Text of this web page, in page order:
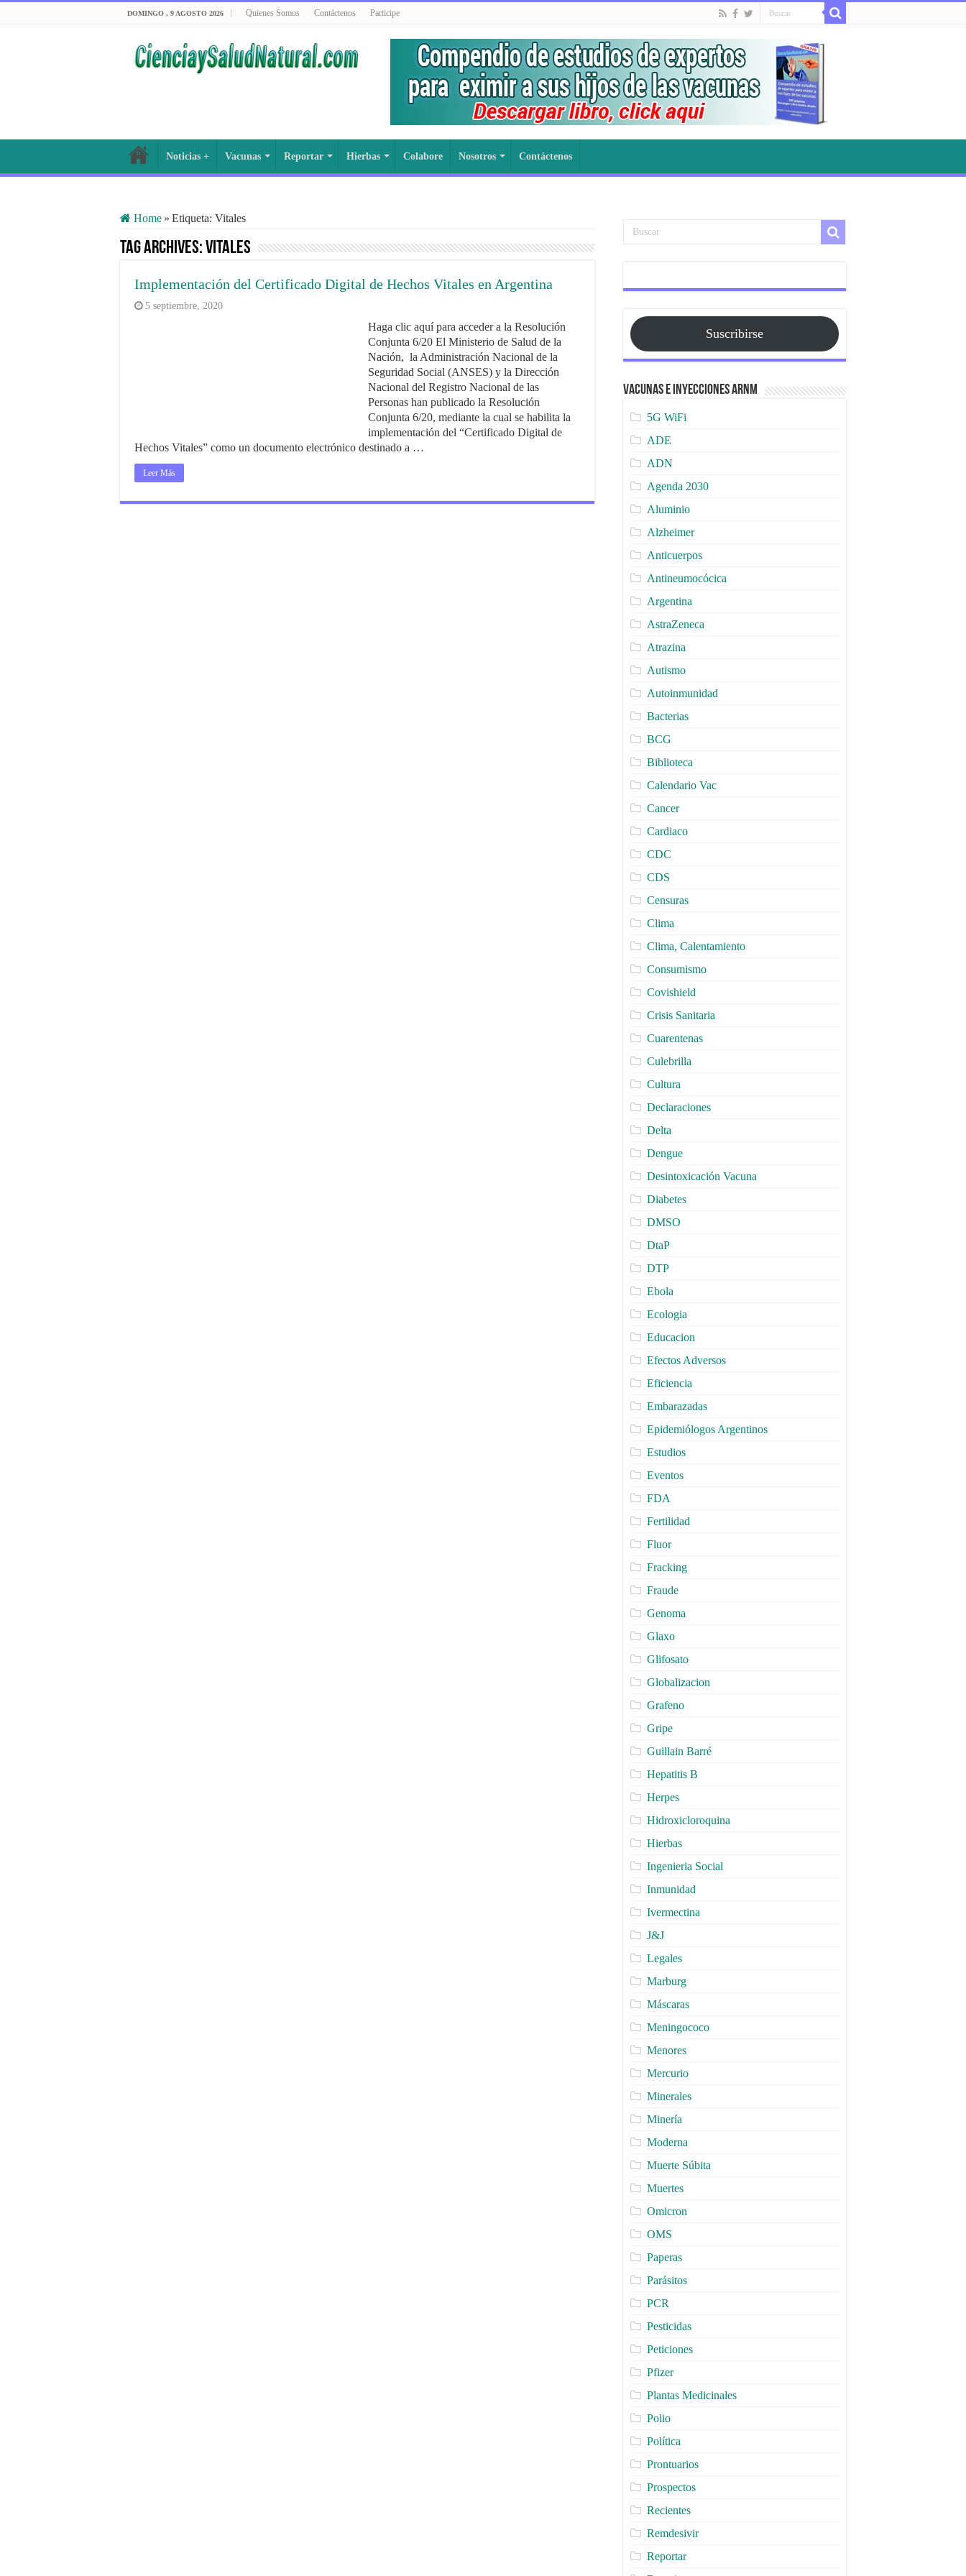
DOMINGO , 9 AGOSTO 2026 Quienes Somos Contáctenos Participe
Noticias + Vacunas Reportar Hierbas Colabore Nosotros Contáctenos
Home » Etiqueta: Vitales
Tag Archives:Vitales
Implementación del Certificado Digital de Hechos Vitales en Argentina
5 septiembre, 2020
Haga clic aquí para acceder a la Resolución
Conjunta 6/20 El Ministerio de Salud de la
Nación, la Administración Nacional de la
Seguridad Social (ANSES) y la Dirección
Nacional del Registro Nacional de las
Personas han publicado la Resolución
Conjunta 6/20, mediante la cual se habilita la
implementación del “Certificado Digital de
Hechos Vitales” como un documento electrónico destinado a …
Leer Más
Suscribirse
Vacunas e Inyecciones ARNm
5G WiFi
ADE
ADN
Agenda 2030
Aluminio
Alzheimer
Anticuerpos
Antineumocócica
Argentina
AstraZeneca
Atrazina
Autismo
Autoinmunidad
Bacterias
BCG
Biblioteca
Calendario Vac
Cancer
Cardiaco
CDC
CDS
Censuras
Clima
Clima, Calentamiento
Consumismo
Covishield
Crisis Sanitaria
Cuarentenas
Culebrilla
Cultura
Declaraciones
Delta
Dengue
Desintoxicación Vacuna
Diabetes
DMSO
DtaP
DTP
Ebola
Ecologia
Educacion
Efectos Adversos
Eficiencia
Embarazadas
Epidemiólogos Argentinos
Estudios
Eventos
FDA
Fertilidad
Fluor
Fracking
Fraude
Genoma
Glaxo
Glifosato
Globalizacion
Grafeno
Gripe
Guillain Barré
Hepatitis B
Herpes
Hidroxicloroquina
Hierbas
Ingenieria Social
Inmunidad
Ivermectina
J&J
Legales
Marburg
Máscaras
Meningococo
Menores
Mercurio
Minerales
Minería
Moderna
Muerte Súbita
Muertes
Omicron
OMS
Paperas
Parásitos
PCR
Pesticidas
Peticiones
Pfizer
Plantas Medicinales
Polio
Política
Prontuarios
Prospectos
Recientes
Remdesivir
Reportar